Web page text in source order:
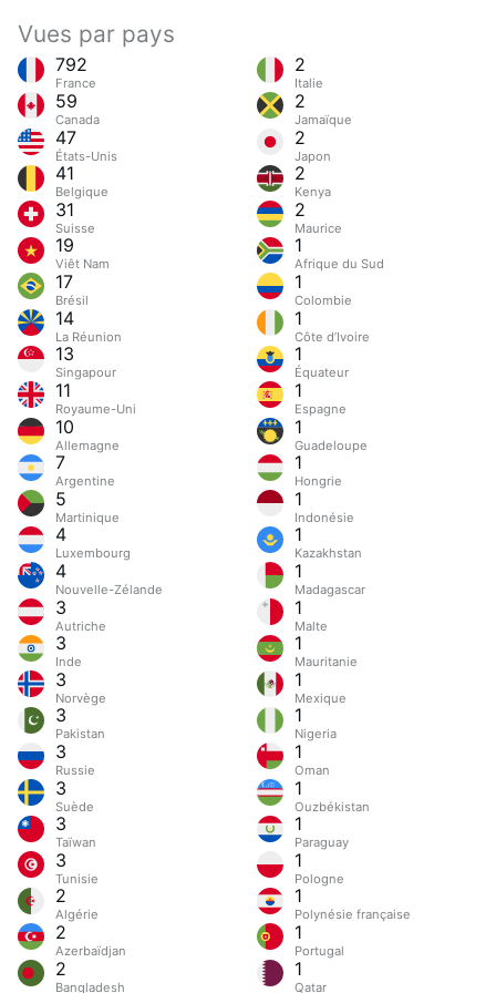
Vues par pays
792
France
59
Canada
47
États-Unis
41
Belgique
31
Suisse
19
Viêt Nam
17
Brésil
14
La Réunion
13
Singapour
11
Royaume-Uni
10
Allemagne
7
Argentine
5
Martinique
4
Luxembourg
4
Nouvelle-Zélande
3
Autriche
3
Inde
3
Norvège
3
Pakistan
3
Russie
3
Suède
3
Taïwan
3
Tunisie
2
Algérie
2
Azerbaïdjan
2
Bangladesh
2
Italie
2
Jamaïque
2
Japon
2
Kenya
2
Maurice
1
Afrique du Sud
1
Colombie
1
Côte d’Ivoire
1
Équateur
1
Espagne
1
Guadeloupe
1
Hongrie
1
Indonésie
1
Kazakhstan
1
Madagascar
1
Malte
1
Mauritanie
1
Mexique
1
Nigeria
1
Oman
1
Ouzbékistan
1
Paraguay
1
Pologne
1
Polynésie française
1
Portugal
1
Qatar